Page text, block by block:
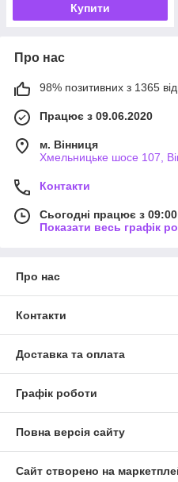
Купити
Про нас
98% позитивних з 1365
Працює з 09.06.2020
м. Вінниця
Хмельницьке шосе 107,
Контакти
Сьогодні працює з
Показати весь графік
Про нас
Контакти
Доставка та оплата
Графік роботи
Повна версія сайту
Сайт створено на